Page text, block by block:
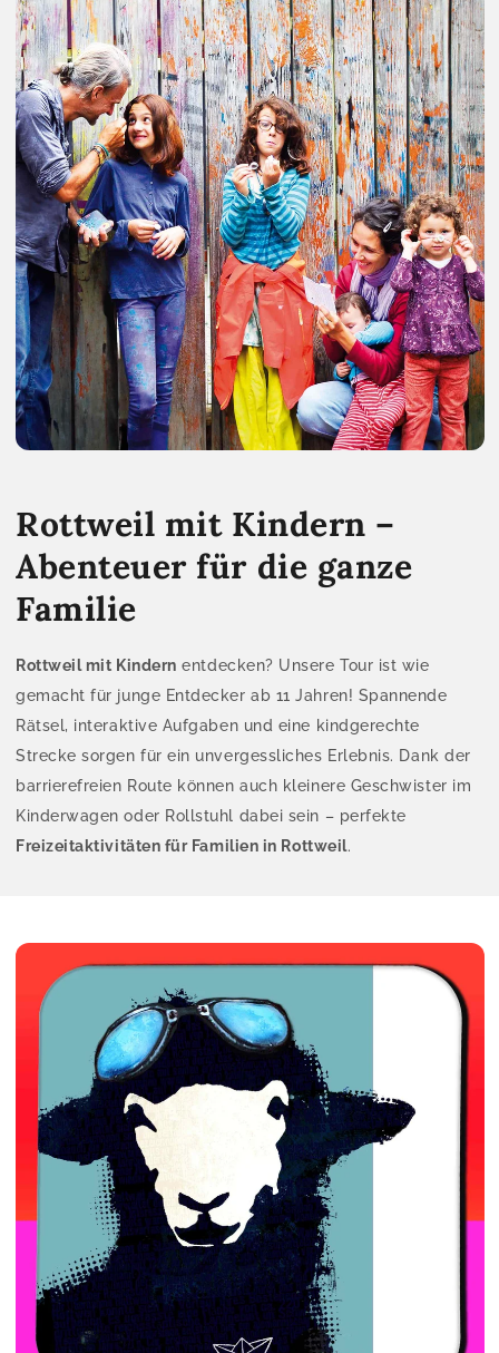
Rottweil mit Kindern –
Abenteuer für die ganze
Familie
Rottweil mit Kindern entdecken? Unsere Tour ist wie
gemacht für junge Entdecker ab 11 Jahren! Spannende
Rätsel, interaktive Aufgaben und eine kindgerechte
Strecke sorgen für ein unvergessliches Erlebnis. Dank der
barrierefreien Route können auch kleinere Geschwister im
Kinderwagen oder Rollstuhl dabei sein – perfekte
Freizeitaktivitäten für Familien in Rottweil.